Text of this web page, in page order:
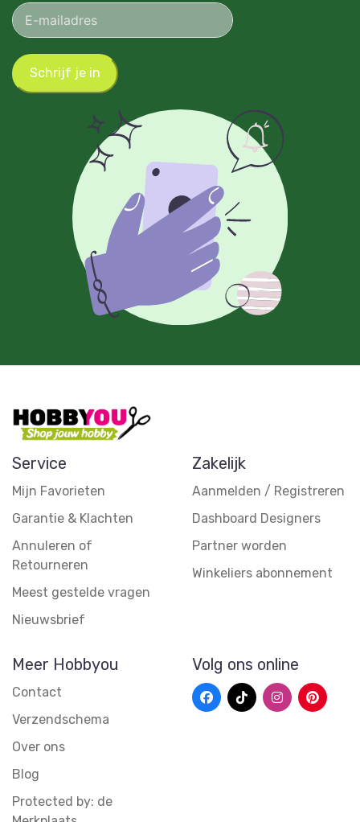
Schrijf je in
Service
Mijn Favorieten
Garantie & Klachten
Annuleren of
Retourneren
Meest gestelde vragen
Nieuwsbrief
Zakelijk
Aanmelden / Registreren
Dashboard Designers
Partner worden
Winkeliers abonnement
Meer Hobbyou
Contact
Verzendschema
Over ons
Blog
Protected by: de
Volg ons online